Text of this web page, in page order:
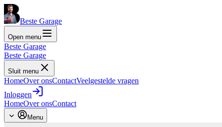
Beste Garage
Open menu
Beste Garage
Beste Garage
Sluit menu
HomeOver onsContactVeelgestelde vragen
Inloggen
HomeOver onsContact
Menu